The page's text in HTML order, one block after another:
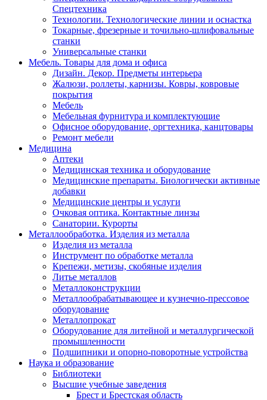
Спецтехника
Технологии. Технологические линии и оснастка
Токарные, фрезерные и точильно-шлифовальные
станки
Универсальные станки
Мебель. Товары для дома и офиса
Дизайн. Декор. Предметы интерьера
Жалюзи, роллеты, карнизы. Ковры, ковровые
покрытия
Мебель
Мебельная фурнитура и комплектующие
Офисное оборудование, оргтехника, канцтовары
Ремонт мебели
Медицина
Аптеки
Медицинская техника и оборудование
Медицинские препараты. Биологически активные
добавки
Медицинские центры и услуги
Очковая оптика. Контактные линзы
Санатории. Курорты
Металлообработка. Изделия из металла
Изделия из металла
Инструмент по обработке металла
Крепежи, метизы, скобяные изделия
Литье металлов
Металлоконструкции
Металлообрабатывающее и кузнечно-прессовое
оборудование
Металлопрокат
Оборудование для литейной и металлургической
промышленности
Подшипники и опорно-поворотные устройства
Наука и образование
Библиотеки
Высшие учебные заведения
Брест и Брестская область